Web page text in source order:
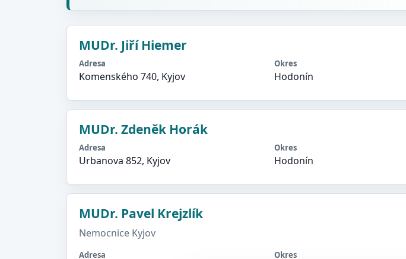
MUDr. Jiří Hiemer
Adresa
Komenského 740, Kyjov
Okres
Hodonín
MUDr. Zdeněk Horák
Adresa
Urbanova 852, Kyjov
Okres
Hodonín
MUDr. Pavel Krejzlík
Nemocnice Kyjov
Adresa Okres